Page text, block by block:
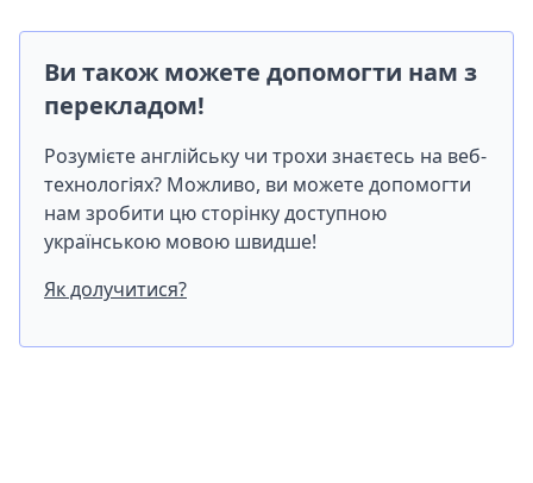
Ви також можете допомогти нам з
перекладом!
Розумієте англійську чи трохи знаєтесь на веб-
технологіях? Можливо, ви можете допомогти
нам зробити цю сторінку доступною
українською мовою швидше!
Як долучитися?